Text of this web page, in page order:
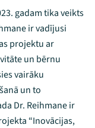
gadam tika veikts
ir vadījusi
projektu ar
un bērnu
vairāku
un to
Dr. Reihmane ir
“Inovācijas,